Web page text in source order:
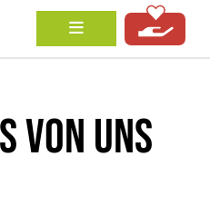
VON UNS